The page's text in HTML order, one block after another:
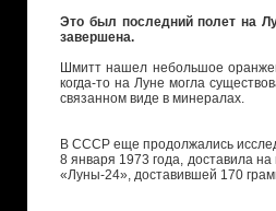
Это был последний полет на
завершена.
Шмитт нашел небольшое
когда-то на Луне могла
связанном виде в минералах.
В СССР еще продолжались
8 января 1973 года, доставила
«Луны-24», доставившей 170